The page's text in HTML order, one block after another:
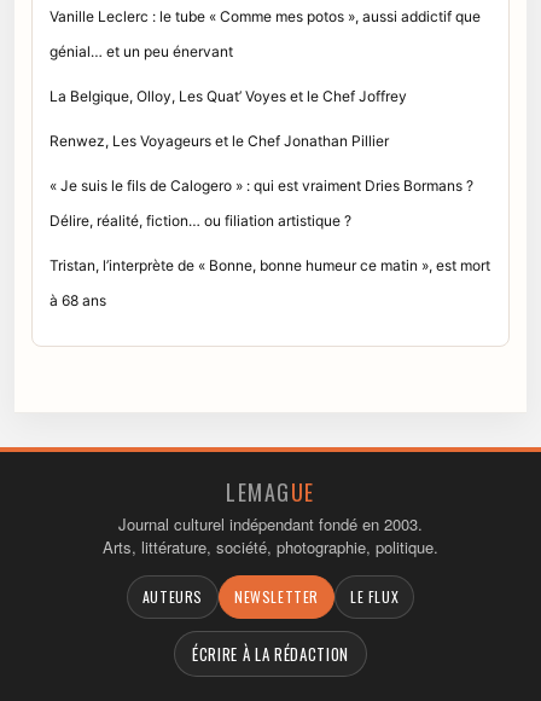
Vanille Leclerc : le tube « Comme mes potos », aussi addictif que
génial… et un peu énervant
La Belgique, Olloy, Les Quat’ Voyes et le Chef Joffrey
Renwez, Les Voyageurs et le Chef Jonathan Pillier
« Je suis le fils de Calogero » : qui est vraiment Dries Bormans ?
Délire, réalité, fiction… ou filiation artistique ?
Tristan, l’interprète de « Bonne, bonne humeur ce matin », est mort
à 68 ans
LEMAGUE
Journal culturel indépendant fondé en 2003.
Arts, littérature, société, photographie, politique.
AUTEURS NEWSLETTER LE FLUX
ÉCRIRE À LA RÉDACTION